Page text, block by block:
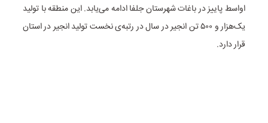
اواسط پاییز در باغات شهرستان جلفا ادامه می‌یابد. این منطقه با تولید
یک‌هزار و ۵۰۰ تن انجیر در سال در رتبه‌ی نخست تولید انجیر در استان
قرار دارد.